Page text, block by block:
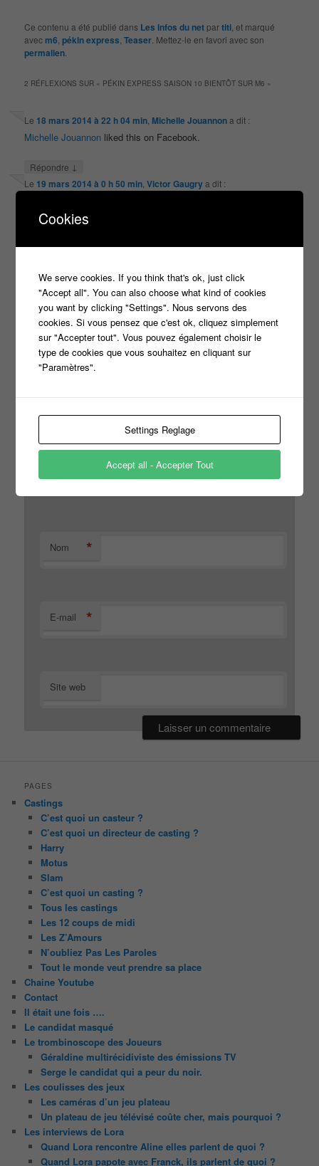
Ce contenu a été publié dans Les infos du net partiti , et marqué
avecm6 ,pékin express ,Teaser . Mettez-le en favori avec son
permalien
2 RÉFLEXIONS SUR « PÉKIN EXPRESS SAISON 10 BIENTÔT SUR M6 »
Le 18 mars 2014 à 22 h 04 min Michelle Jouannona dit :
Michelle Jouannon liked this on Facebook.
Répondre ↓
Le 19 mars 2014 à 0 h 50 min ,Victor Gaugrya dit :
Votre adresse e-mail ne sera pas publiée. Les champs
obligatoires sont indiqués avec *
Commentaire
Nom *
E-mail *
Site web
PAGES
Castings
C’est quoi un casteur ?
C’est quoi un directeur de casting ?
Harry
Motus
Slam
C’est quoi un casting ?
Tous les castings
Les 12 coups de midi
Les Z’Amours
N’oubliez Pas Les Paroles
Tout le monde veut prendre sa place
Chaine Youtube
Contact
Il était une fois ….
Le candidat masqué
Le trombinoscope des Joueurs
Géraldine multirécidiviste des émissions TV
Serge le candidat qui a peur du noir.
Les coulisses des jeux
Les caméras d’un jeu plateau
Un plateau de jeu télévisé coûte cher, mais pourquoi ?
Les interviews de Lora
Quand Lora rencontre Aline elles parlent de quoi ?
Quand Lora papote avec Franck, ils parlent de quoi ?
Cookies
We serve cookies. If you think that's ok, just click
"Accept all". You can also choose what kind of cookies
you want by clicking "Settings". Nous servons des
cookies. Si vous pensez que c'est ok, cliquez simplement
sur "Accepter tout". Vous pouvez également choisir le
type de cookies que vous souhaitez en cliquant sur
"Paramètres".
Settings Reglage
Accept all - Accepter Tout